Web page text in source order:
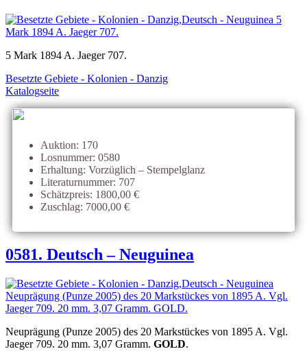
5 Mark 1894 A. Jaeger 707.
Besetzte Gebiete - Kolonien - Danzig
Katalogseite
Auktion: 170
Losnummer: 0580
Erhaltung: Vorzüglich – Stempelglanz
Literaturnummer: 707
Schätzpreis: 1800,00 €
Zuschlag: 7000,00 €
0581. Deutsch – Neuguinea
Neuprägung (Punze 2005) des 20 Markstückes von 1895 A. Vgl.
Jaeger 709. 20 mm. 3,07 Gramm. GOLD.